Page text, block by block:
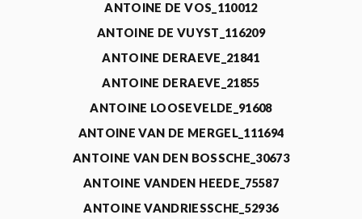
ANTOINE DE VOS_110012
ANTOINE DE VUYST_116209
ANTOINE DERAEVE_21841
ANTOINE DERAEVE_21855
ANTOINE LOOSEVELDE_91608
ANTOINE VAN DE MERGEL_111694
ANTOINE VAN DEN BOSSCHE_30673
ANTOINE VANDEN HEEDE_75587
ANTOINE VANDRIESSCHE_52936